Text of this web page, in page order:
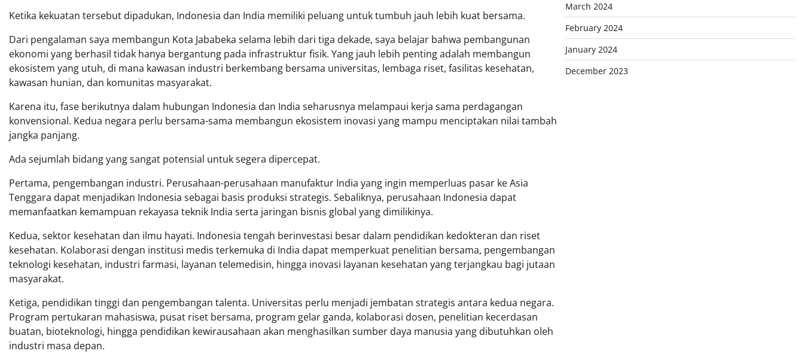
Ketika kekuatan tersebut dipadukan, Indonesia dan India memiliki peluang untuk tumbuh jauh lebih kuat bersama.
Dari pengalaman saya membangun Kota Jababeka selama lebih dari tiga dekade, saya belajar bahwa pembangunan
ekonomi yang berhasil tidak hanya bergantung pada infrastruktur fisik. Yang jauh lebih penting adalah membangun
ekosistem yang utuh, di mana kawasan industri berkembang bersama universitas, lembaga riset, fasilitas kesehatan,
kawasan hunian, dan komunitas masyarakat.
Karena itu, fase berikutnya dalam hubungan Indonesia dan India seharusnya melampaui kerja sama perdagangan
konvensional. Kedua negara perlu bersama-sama membangun ekosistem inovasi yang mampu menciptakan nilai tambah
jangka panjang.
Ada sejumlah bidang yang sangat potensial untuk segera dipercepat.
Pertama, pengembangan industri. Perusahaan-perusahaan manufaktur India yang ingin memperluas pasar ke Asia
Tenggara dapat menjadikan Indonesia sebagai basis produksi strategis. Sebaliknya, perusahaan Indonesia dapat
memanfaatkan kemampuan rekayasa teknik India serta jaringan bisnis global yang dimilikinya.
Kedua, sektor kesehatan dan ilmu hayati. Indonesia tengah berinvestasi besar dalam pendidikan kedokteran dan riset
kesehatan. Kolaborasi dengan institusi medis terkemuka di India dapat memperkuat penelitian bersama, pengembangan
teknologi kesehatan, industri farmasi, layanan telemedisin, hingga inovasi layanan kesehatan yang terjangkau bagi jutaan
masyarakat.
Ketiga, pendidikan tinggi dan pengembangan talenta. Universitas perlu menjadi jembatan strategis antara kedua negara.
Program pertukaran mahasiswa, pusat riset bersama, program gelar ganda, kolaborasi dosen, penelitian kecerdasan
buatan, bioteknologi, hingga pendidikan kewirausahaan akan menghasilkan sumber daya manusia yang dibutuhkan oleh
industri masa depan.
March 2024
February 2024
January 2024
December 2023